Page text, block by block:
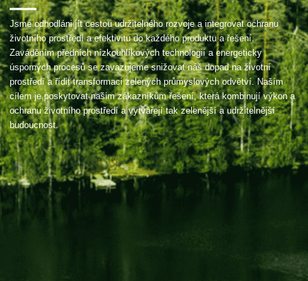
Jsme odhodláni jít cestou udržitelného rozvoje a integrovat ochranu
životního prostředí a efektivitu do každého produktu a řešení.
Zaváděním předních nízkouhlíkových technologií a energeticky
úsporných procesů se zavazujeme snižovat náš dopad na životní
prostředí a řídit transformaci zelených průmyslových odvětví. Naším
cílem je poskytovat našim zákazníkům řešení, která kombinují výkon a
ochranu životního prostředí a vytvářejí tak zelenější a udržitelnější
budoucnost.